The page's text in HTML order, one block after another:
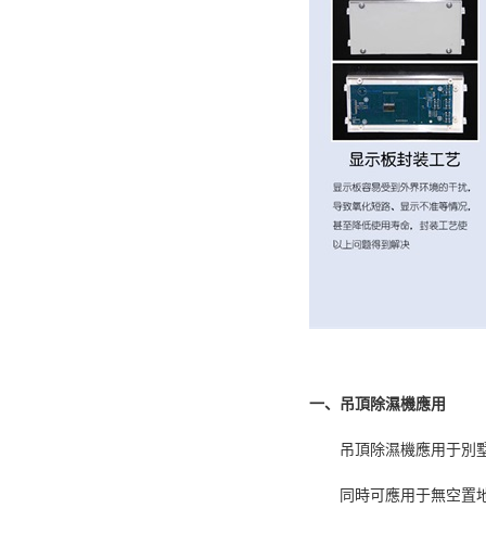
一、吊頂除濕機應用
吊頂除濕機應用于別
同時可應用于無空置地